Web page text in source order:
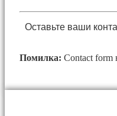
Оставьте ваши
Помилка: Contact form